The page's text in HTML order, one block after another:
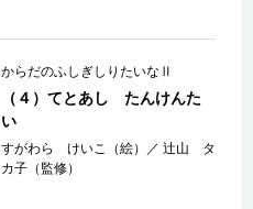
からだのふしぎしりたいなⅡ
（４）てとあし たんけんた
い
すがわら けいこ（絵） ／辻山 タ
カ子（監修）